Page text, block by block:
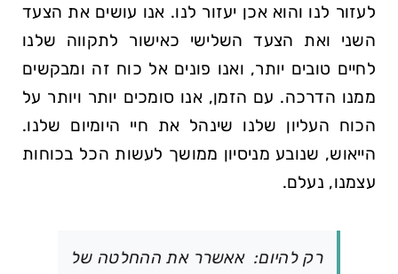
לעזור לנו והוא אכן יעזור לנו. אנו עושים את הצעד
השני ואת הצעד השלישי כאישור לתקווה שלנו
לחיים טובים יותר, ואנו פונים אל כוח זה ומבקשים
ממנו הדרכה. עם הזמן, אנו סומכים יותר ויותר על
הכוח העליון שלנו שינהל את חיי היומיום שלנו.
הייאוש, שנובע מניסיון ממושך לעשות הכל בכוחות
עצמנו, נעלם.
רק להיום: אאשרר את ההחלטה של